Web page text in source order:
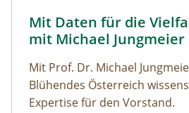
Naturmagazin: Mit Daten für
Mit Daten für die
mit Michael Jungmeier
Mit Prof. Dr. Michael
Blühendes Österreich
Expertise für den Vorstand.